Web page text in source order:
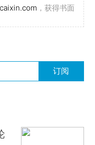
，获得书面
订阅